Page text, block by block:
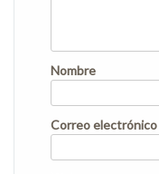
Nombre
Correo electrónico